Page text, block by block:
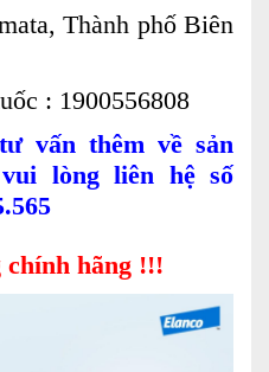
Thành phố Biên
: 1900556808
vấn thêm về sản
lòng liên hệ số
chính hãng !!!